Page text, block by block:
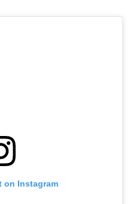
on Instagram